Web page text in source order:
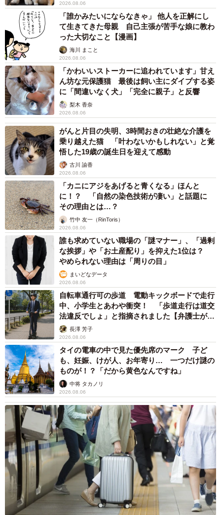
2026.08.06
「誰かみたいにならなきゃ」 他人を正解にし
て生きてきた母親 自己主張が苦手な娘に教わ
った大切なこと【漫画】
海川 まこと
2026.08.06
「かわいいストーカーに追われています」甘え
ん坊な元保護猫 最後は飼い主にダイブする姿
に「間違いなく犬」「完全に親子」と反響
梨木 香奈
2026.08.06
がんと片目の失明、3時間おきの壮絶な介護を
乗り越えた猫 「叶わないかもしれない」と覚
悟した19歳の誕生日を迎えて感動
古川 諭香
2026.08.06
「カニにアジをあげると青くなる」ほんと
に！？ 「自然の染色技術が凄い」と話題に
その理由とは…？
竹中 友一（RinToris）
2026.08.06
誰も求めていない職場の「謎マナー」、「過剰
な挨拶」や「お土産配り」を抑えた1位は？
やめられない理由は「周りの目」
まいどなデータ
2026.08.06
自転車通行可の歩道 電動キックボードで走行
中、小学生とあわや衝突！ 「歩道走行は道交
法違反でしょ」と指摘されました【弁護士が解
説】長澤 芳子
2026.08.06
タイの電車の中で見た優先席のマーク 子ど
も、妊娠、けが人、お年寄り… 一つだけ謎の
ものが！？「だから黄色なんですね」
中将 タカノリ
2026.08.06